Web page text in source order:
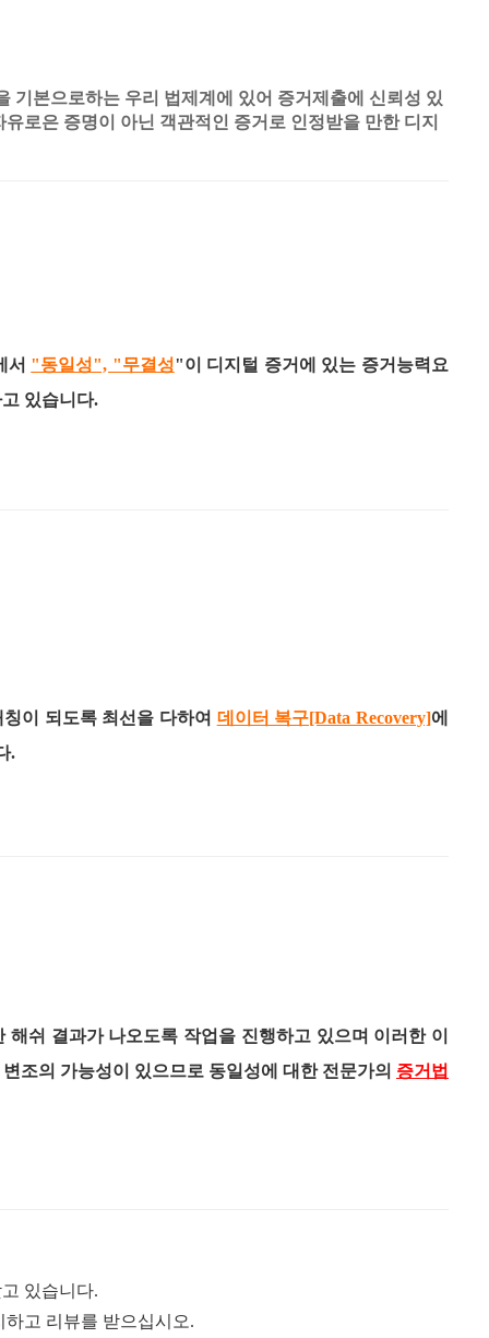
기본으로하는 우리 법제계에 있어 증거제출에 신뢰성 있
로은 증명이 아닌 객관적인 증거로 인정받을 만한 디지
서 "동일성", "무결성"이 디지털 증거에 있는 증거능력요
있습니다.
이 되도록 최선을 다하여 데이터 복구[Data Recovery]에
.
쉬 결과가 나오도록 작업을 진행하고 있으며 이러한 이
조의 가능성이 있으므로 동일성에 대한 전문가의 증거법
있습니다.
고 리뷰를 받으십시오.